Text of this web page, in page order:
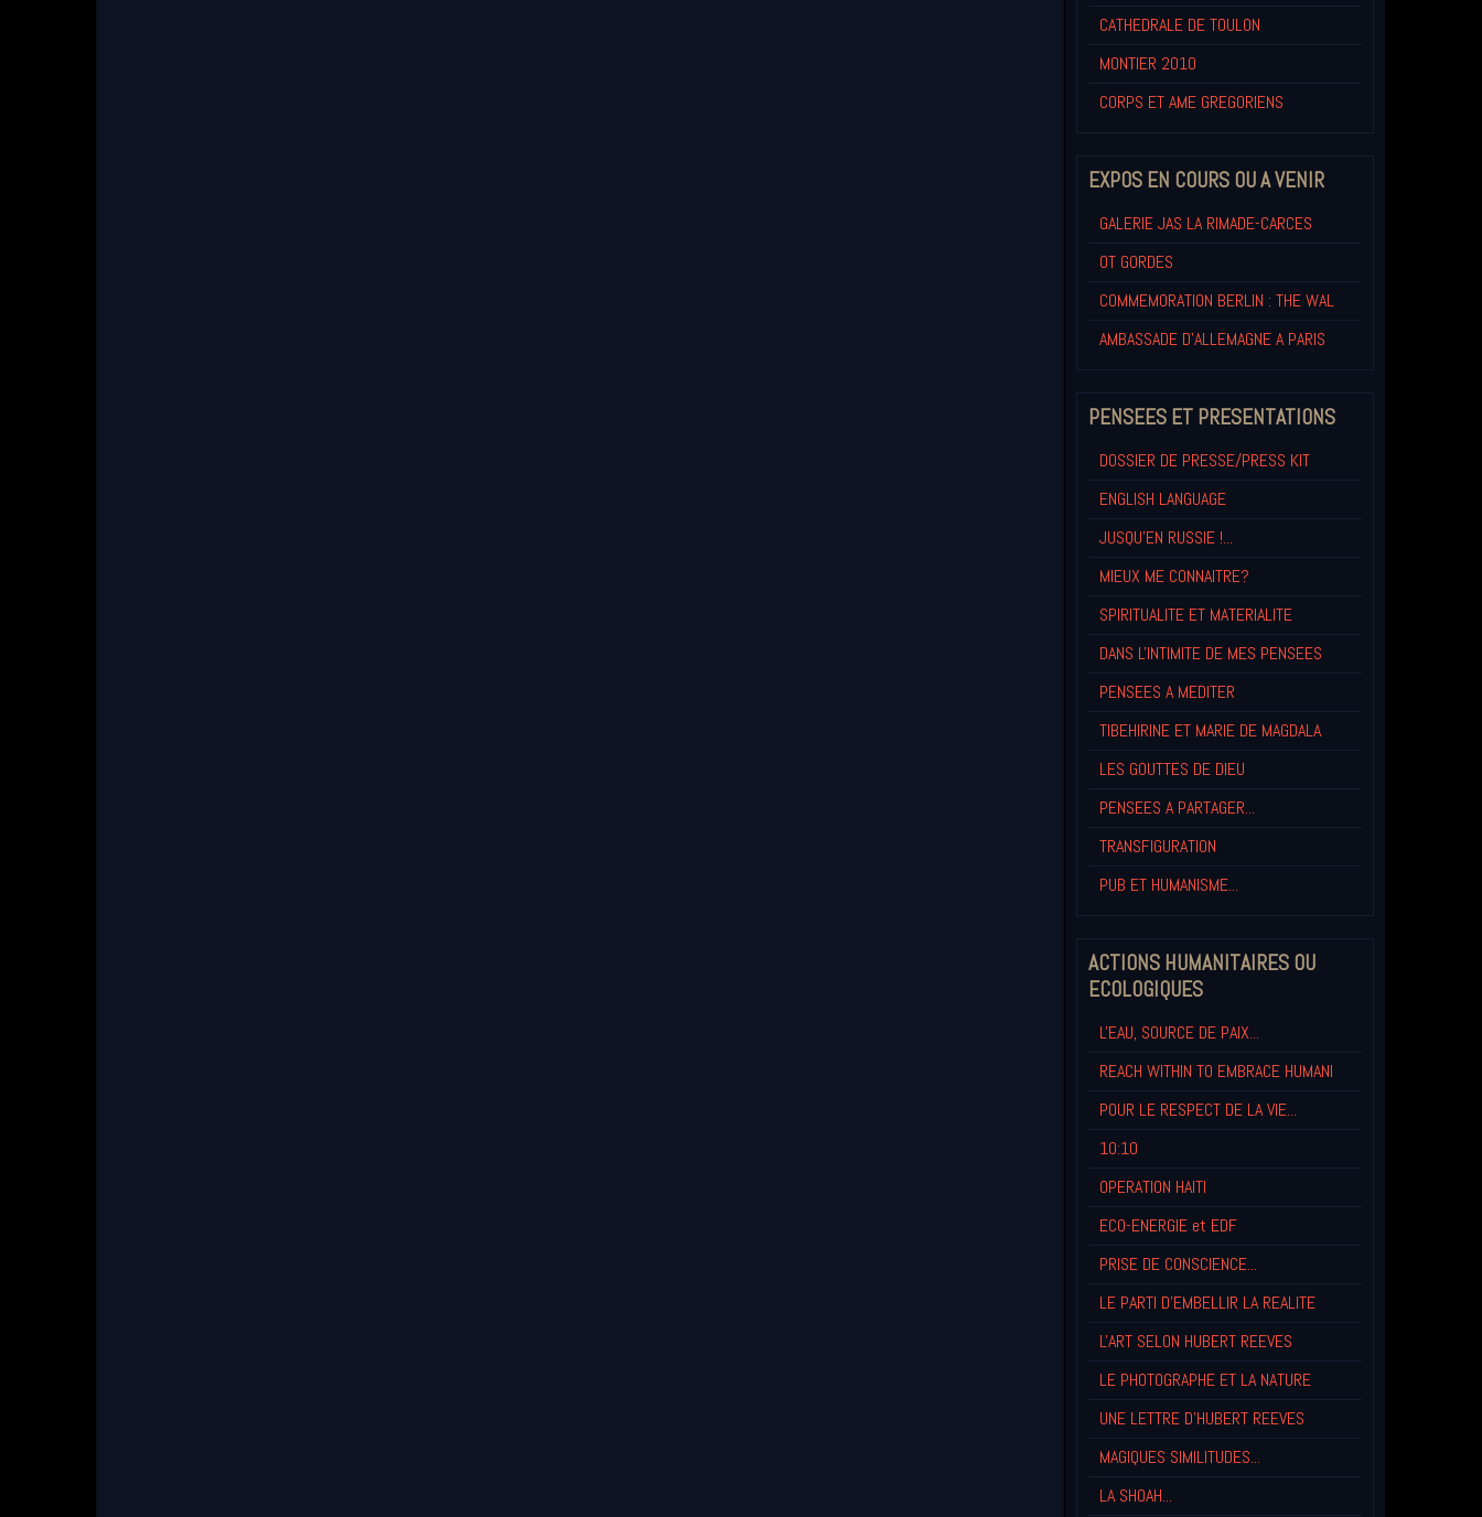
CATHEDRALE DE TOULON
MONTIER 2010
CORPS ET AME GREGORIENS
EXPOS EN COURS OU A VENIR
GALERIE JAS LA RIMADE-CARCES
OT GORDES
COMMEMORATION BERLIN : THE WAL
AMBASSADE D'ALLEMAGNE A PARIS
PENSEES ET PRESENTATIONS
DOSSIER DE PRESSE/PRESS KIT
ENGLISH LANGUAGE
JUSQU'EN RUSSIE !...
MIEUX ME CONNAITRE?
SPIRITUALITE ET MATERIALITE
DANS L'INTIMITE DE MES PENSEES
PENSEES A MEDITER
TIBEHIRINE ET MARIE DE MAGDALA
LES GOUTTES DE DIEU
PENSEES A PARTAGER...
TRANSFIGURATION
PUB ET HUMANISME...
ACTIONS HUMANITAIRES OU
ECOLOGIQUES
L'EAU, SOURCE DE PAIX...
REACH WITHIN TO EMBRACE HUMANI
POUR LE RESPECT DE LA VIE...
10:10
OPERATION HAITI
ECO-ENERGIE et EDF
PRISE DE CONSCIENCE...
LE PARTI D'EMBELLIR LA REALITE
L'ART SELON HUBERT REEVES
LE PHOTOGRAPHE ET LA NATURE
UNE LETTRE D'HUBERT REEVES
MAGIQUES SIMILITUDES...
LA SHOAH...